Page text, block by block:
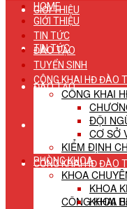
GIỚI THIỆU
TIN TỨC
ĐÀO TẠO
TUYỂN SINH
CÔNG KHAI HĐ ĐÀO
CÔNG KHAI
HOME
GIỚI THIỆU
TIN TỨC
ĐÀO TẠO
TUYỂN SINH
CÔNG KHAI HĐ ĐÀO
CÔNG KHAI
ĐỘI
CƠ SỞ
KIỂM ĐỊNH
PHÒNG KHOA
KHOA
KHOA
KHOA